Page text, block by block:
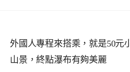
外國人專程來搭乘，就是50元
山景，終點瀑布有夠美麗